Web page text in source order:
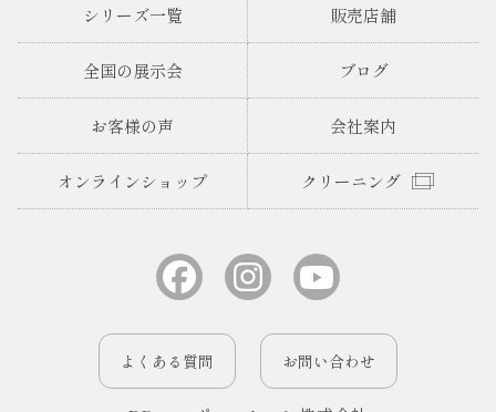
シリーズ一覧 販売店舗
全国の展示会 ブログ
お客様の声 会社案内
オンラインショップ クリーニング
よくある質問 お問い合わせ